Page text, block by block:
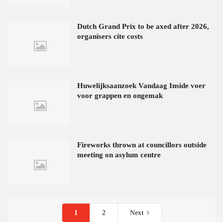
Dutch Grand Prix to be axed after 2026,
organisers cite costs
Huwelijksaanzoek Vandaag Inside voer
voor grappen en ongemak
Fireworks thrown at councillors outside
meeting on asylum centre
1 2 Next